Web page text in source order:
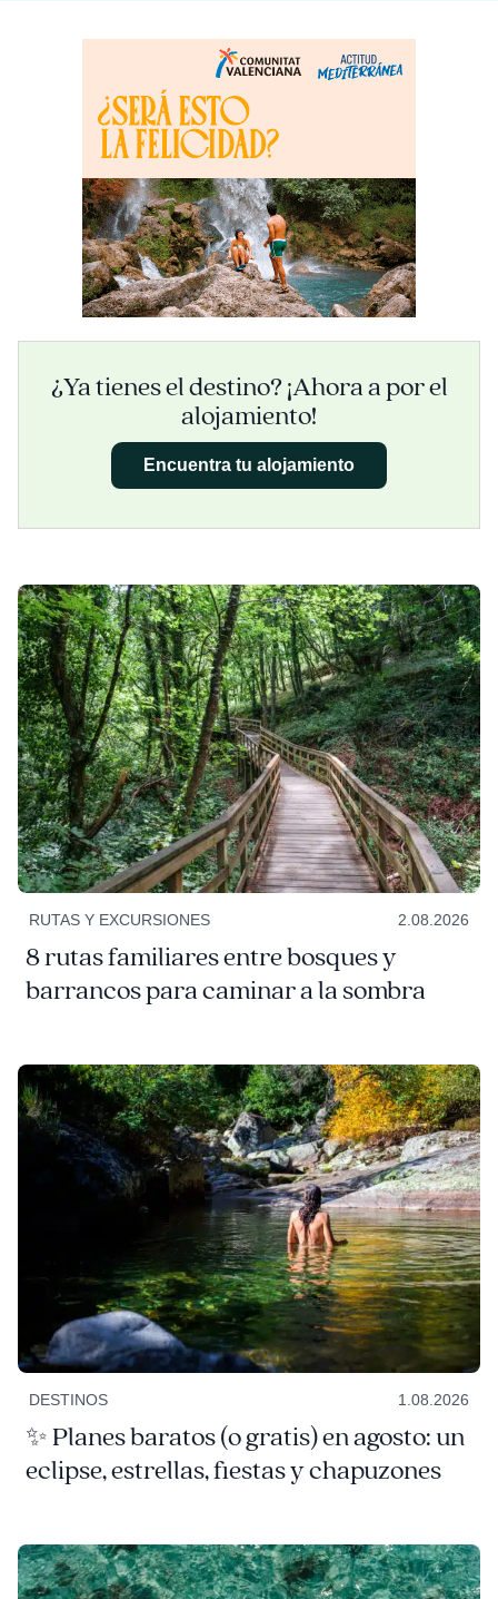
¿Ya tienes el destino? ¡Ahora a por el
alojamiento!
Encuentra tu alojamiento
RUTAS Y EXCURSIONES 2.08.2026
8 rutas familiares entre bosques y
barrancos para caminar a la sombra
DESTINOS 1.08.2026
✨ Planes baratos (o gratis) en agosto: un
eclipse, estrellas, fiestas y chapuzones